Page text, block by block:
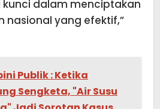
kunci dalam menciptakan
nasional yang efektif,”
Publik : Ketika
Sengketa, "Air Susu